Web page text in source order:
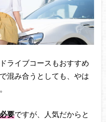
ライブコースもおすすめ
混み合うとしても、やは
要ですが、人気だからと